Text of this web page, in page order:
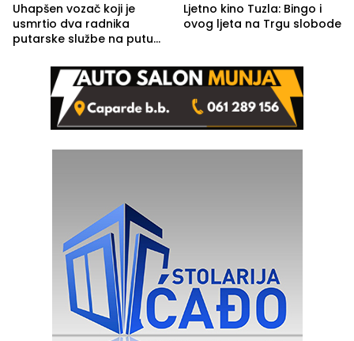
Uhapšen vozač koji je
usmrtio dva radnika
putarske službe na putu
(FOTO)
Ljetno kino Tuzla: Bingo i
ovog ljeta na Trgu slobode